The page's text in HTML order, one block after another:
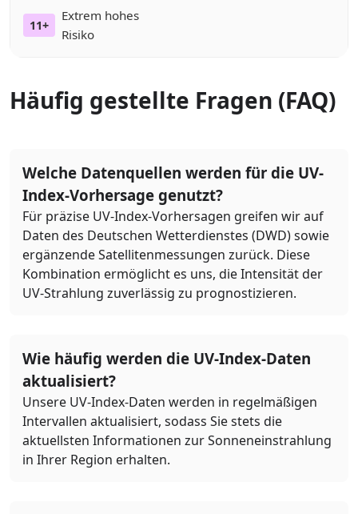
11+
Extrem hohes
Risiko
Häufig gestellte Fragen (FAQ)
Welche Datenquellen werden für die UV-
Index-Vorhersage genutzt?
Für präzise UV-Index-Vorhersagen greifen wir auf
Daten des Deutschen Wetterdienstes (DWD) sowie
ergänzende Satellitenmessungen zurück. Diese
Kombination ermöglicht es uns, die Intensität der
UV-Strahlung zuverlässig zu prognostizieren.
Wie häufig werden die UV-Index-Daten
aktualisiert?
Unsere UV-Index-Daten werden in regelmäßigen
Intervallen aktualisiert, sodass Sie stets die
aktuellsten Informationen zur Sonneneinstrahlung
in Ihrer Region erhalten.